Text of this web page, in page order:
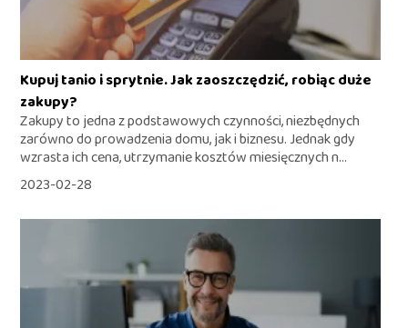
Kupuj tanio i sprytnie. Jak zaoszczędzić, robiąc duże
zakupy?
Zakupy to jedna z podstawowych czynności, niezbędnych
zarówno do prowadzenia domu, jak i biznesu. Jednak gdy
wzrasta ich cena, utrzymanie kosztów miesięcznych n...
2023-02-28